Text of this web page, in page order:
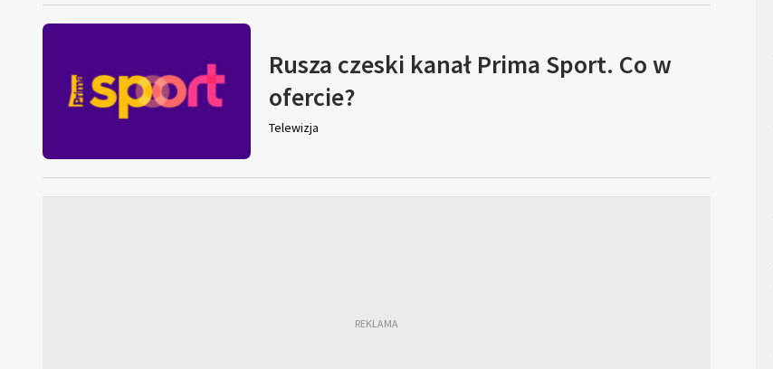
Rusza czeski kanał Prima Sport. Co w
ofercie?
Telewizja